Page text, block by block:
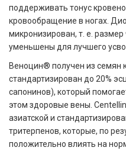
поддерживать тонус
кровообращение в ногах.
микронизирован, т. е.
уменьшены для лучшего
Веноцин® получен из семян
стандартизирован до 20%
сапонинов), который
этом здоровые вены.
азиатской и
тритерпенов, которые, по
положительно влиять на